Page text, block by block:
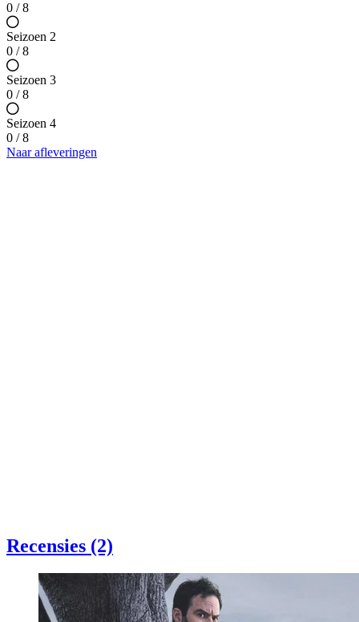
0 / 8
Seizoen 2
0 / 8
Seizoen 3
0 / 8
Seizoen 4
0 / 8
Naar afleveringen
Recensies (2)